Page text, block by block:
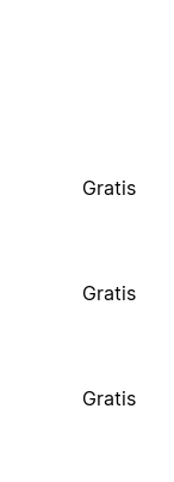
Gratis
Gratis
Gratis